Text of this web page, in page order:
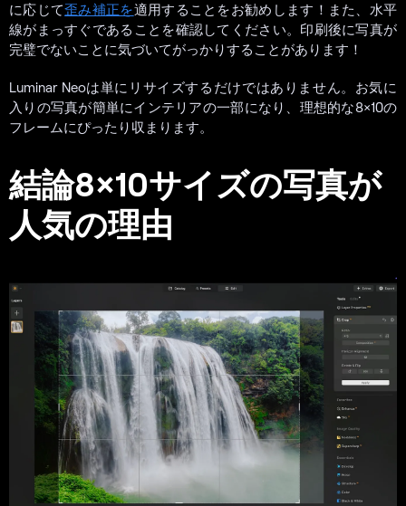
に応じて歪み補正を適用することをお勧めします！また、水平
線がまっすぐであることを確認してください。印刷後に写真が
完璧でないことに気づいてがっかりすることがあります！
Luminar Neoは単にリサイズするだけではありません。お気に
入りの写真が簡単にインテリアの一部になり、理想的な8×10の
フレームにぴったり収まります。
結論8×10サイズの写真が
人気の理由